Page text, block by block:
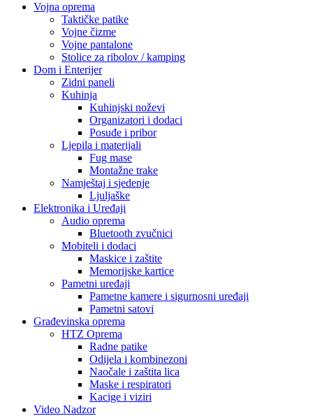
Vojna oprema
Taktičke patike
Vojne čizme
Vojne pantalone
Stolice za ribolov / kamping
Dom i Enterijer
Zidni paneli
Kuhinja
Kuhinjski noževi
Organizatori i dodaci
Posuđe i pribor
Ljepila i materijali
Fug mase
Montažne trake
Namještaj i sjedenje
Ljuljaške
Elektronika i Uređaji
Audio oprema
Bluetooth zvučnici
Mobiteli i dodaci
Maskice i zaštite
Memorijske kartice
Pametni uređaji
Pametne kamere i sigurnosni uređaji
Pametni satovi
Građevinska oprema
HTZ Oprema
Radne patike
Odijela i kombinezoni
Naočale i zaštita lica
Maske i respiratori
Kacige i viziri
Video Nadzor